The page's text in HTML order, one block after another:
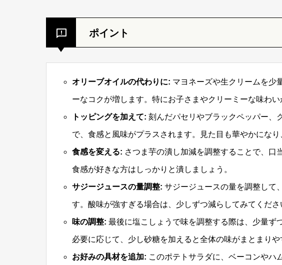
ポイント
オリーブオイルの代わりに: マヨネーズや生クリームを少
ーなコクが増します。特にお子さまやクリーミーな味わい
トッピングを加えて: 刻んだパセリやブラックペッパー、
で、食感と風味がプラスされます。見た目も華やかにな
食感を変える: さつま芋の潰し加減を調整することで、口
食感が好きな方はしっかりと潰しましょう。
サジージュースの量調整: サジージュースの量を調整して
す。酸味が強すぎる場合は、少しずつ減らしてみてくださ
味の調整: 最後に塩こしょうで味を調整する際は、少量ず
必要に応じて、少し砂糖を加えると全体の味がまとまりや
お好みの具材を追加: このポテトサラダに、ベーコンやハ